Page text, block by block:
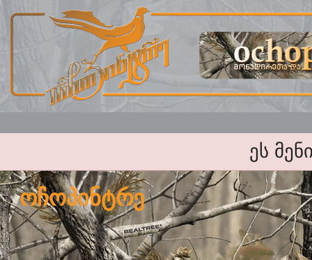
ეს
ოჩოპინტრე